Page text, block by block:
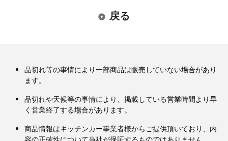
戻る
品切れ等の事情により一部商品は販売していない場合があり
ます。
品切れや天候等の事情により、掲載している営業時間より早
く営業終了する場合があります。
商品情報はキッチンカー事業者様からご提供頂いており、内